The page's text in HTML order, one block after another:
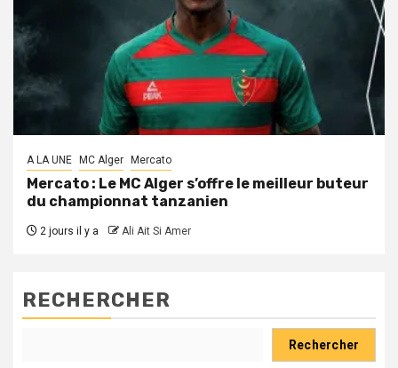
A LA UNE MC Alger Mercato
Mercato : Le MC Alger s’offre le meilleur buteur
du championnat tanzanien
2 jours il y a Ali Ait Si Amer
RECHERCHER
Rechercher